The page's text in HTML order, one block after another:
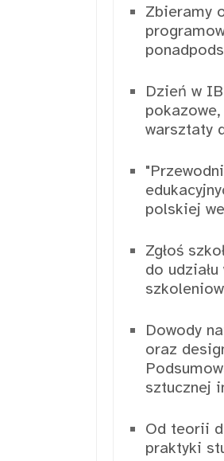
Zbieramy
Dzień w
warsztaty
polskiej
Zgłoś
do
Dowody
oraz
sztucznej
Od teorii
praktyki